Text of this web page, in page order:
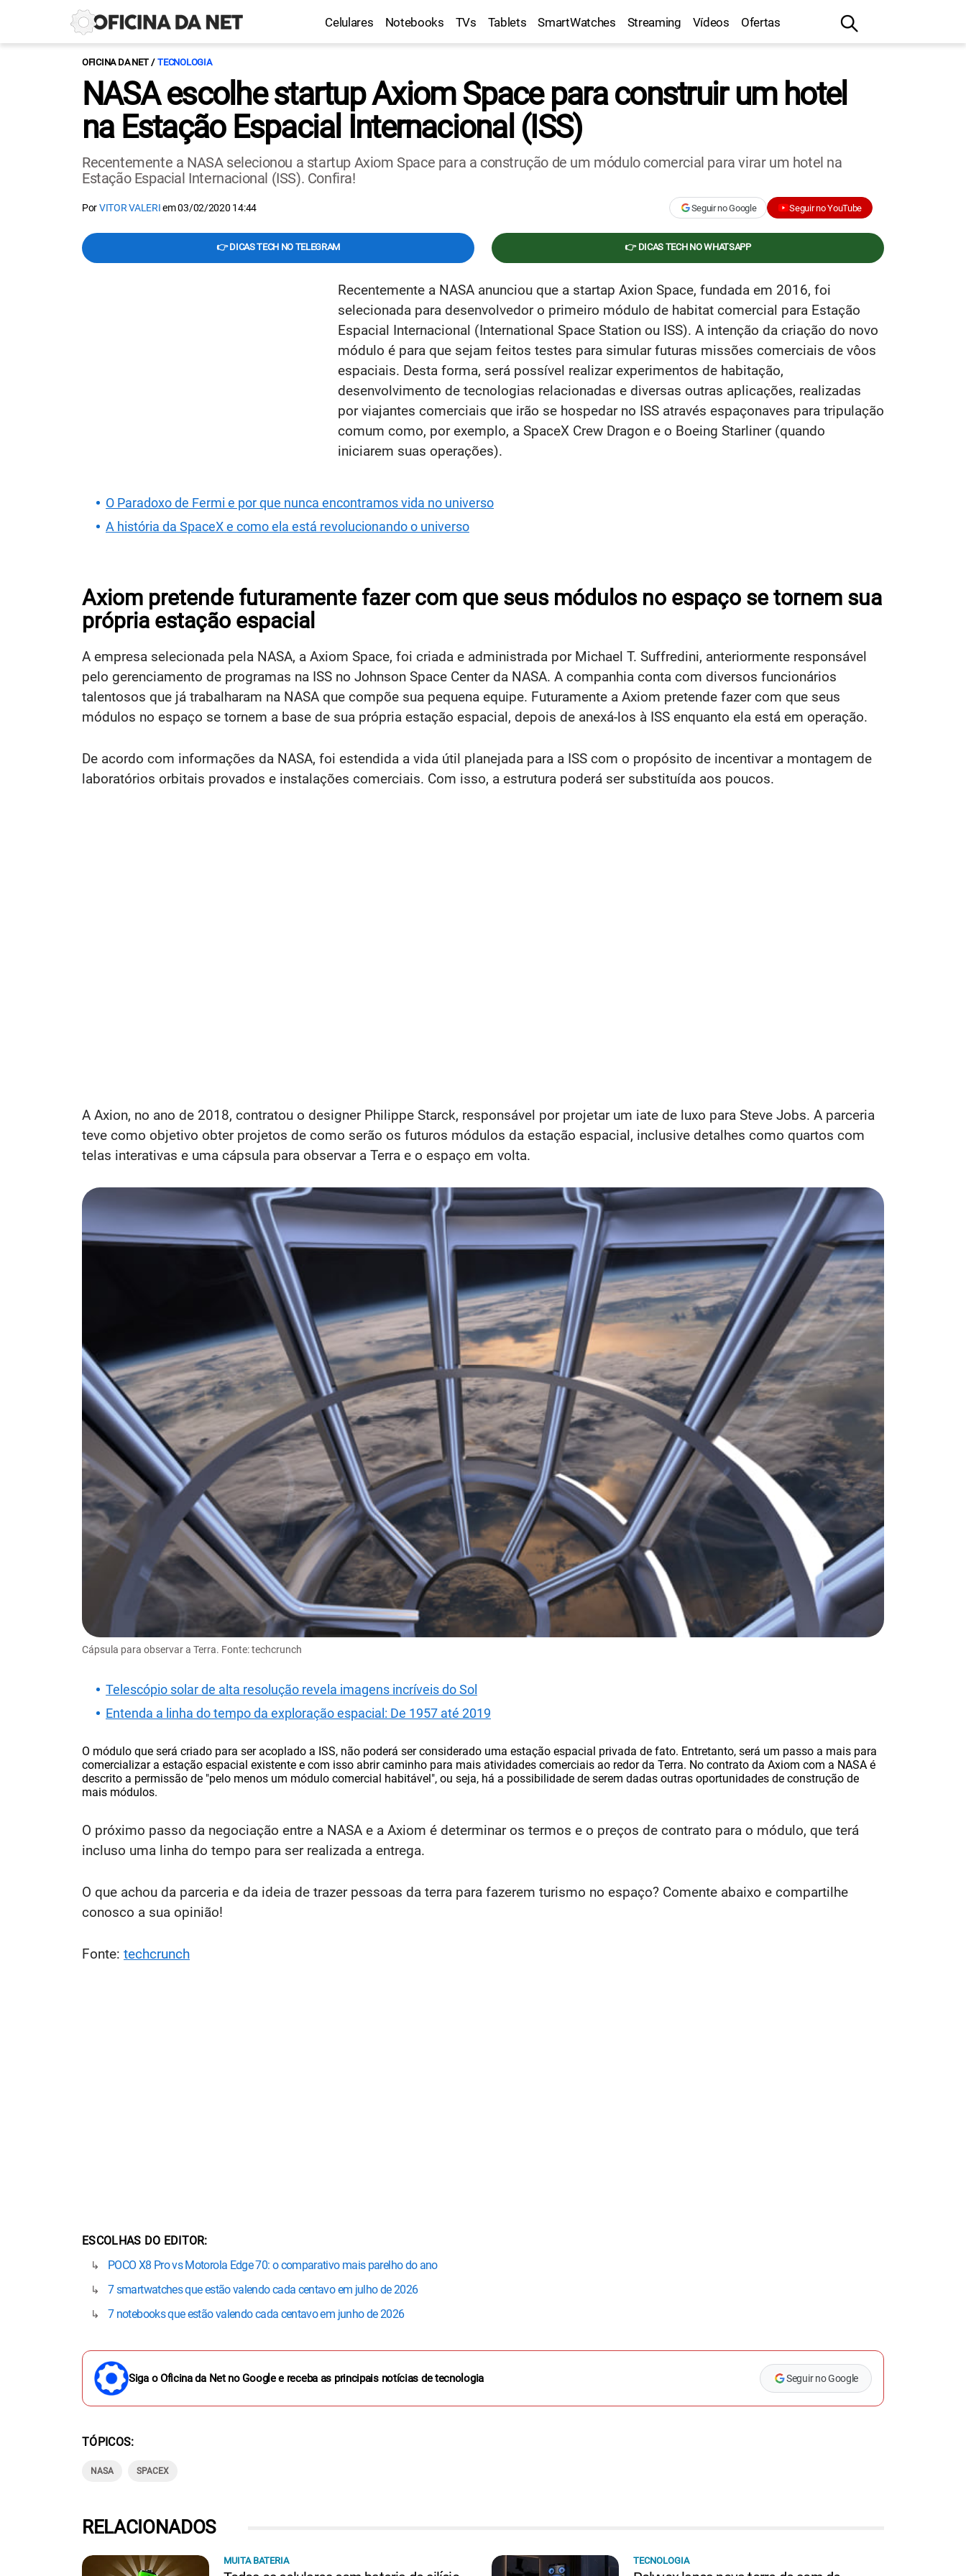
Celulares Notebooks TVs Tablets SmartWatches Streaming Vídeos Ofertas
OFICINA DA NET TECNOLOGIA
NASA escolhe startup Axiom Space para construir um hotel
na Estação Espacial Internacional (ISS)
Recentemente a NASA selecionou a startup Axiom Space para a construção de um módulo comercial para virar um hotel na
Estação Espacial Internacional (ISS). Confira!
PorVITOR VALERIem03/02/2020 14:44 Seguir no Google Seguir no YouTube
👉 DICAS TECH NO TELEGRAM 👉 DICAS TECH NO WHATSAPP
Recentemente a NASA anunciou que a startap Axion Space, fundada em 2016, foi
selecionada para desenvolvedor o primeiro módulo de habitat comercial para Estação
Espacial Internacional (International Space Station ou ISS). A intenção da criação do novo
módulo é para que sejam feitos testes para simular futuras missões comerciais de vôos
espaciais. Desta forma, será possível realizar experimentos de habitação,
desenvolvimento de tecnologias relacionadas e diversas outras aplicações, realizadas
por viajantes comerciais que irão se hospedar no ISS através espaçonaves para tripulação
comum como, por exemplo, a SpaceX Crew Dragon e o Boeing Starliner (quando
iniciarem suas operações).
O Paradoxo de Fermi e por que nunca encontramos vida no universo
A história da SpaceX e como ela está revolucionando o universo
Axiom pretende futuramente fazer com que seus módulos no espaço se tornem sua
própria estação espacial
A empresa selecionada pela NASA, a Axiom Space, foi criada e administrada por Michael T. Suffredini, anteriormente responsável
pelo gerenciamento de programas na ISS no Johnson Space Center da NASA. A companhia conta com diversos funcionários
talentosos que já trabalharam na NASA que compõe sua pequena equipe. Futuramente a Axiom pretende fazer com que seus
módulos no espaço se tornem a base de sua própria estação espacial, depois de anexá-los à ISS enquanto ela está em operação.
De acordo com informações da NASA, foi estendida a vida útil planejada para a ISS com o propósito de incentivar a montagem de
laboratórios orbitais provados e instalações comerciais. Com isso, a estrutura poderá ser substituída aos poucos.
A Axion, no ano de 2018, contratou o designer Philippe Starck, responsável por projetar um iate de luxo para Steve Jobs. A parceria
teve como objetivo obter projetos de como serão os futuros módulos da estação espacial, inclusive detalhes como quartos com
telas interativas e uma cápsula para observar a Terra e o espaço em volta.
Cápsula para observar a Terra. Fonte: techcrunch
Telescópio solar de alta resolução revela imagens incríveis do Sol
Entenda a linha do tempo da exploração espacial: De 1957 até 2019
O módulo que será criado para ser acoplado a ISS, não poderá ser considerado uma estação espacial privada de fato. Entretanto, será um passo a mais para
comercializar a estação espacial existente e com isso abrir caminho para mais atividades comerciais ao redor da Terra. No contrato da Axiom com a NASA é
descrito a permissão de "pelo menos um módulo comercial habitável", ou seja, há a possibilidade de serem dadas outras oportunidades de construção de
mais módulos.
O próximo passo da negociação entre a NASA e a Axiom é determinar os termos e o preços de contrato para o módulo, que terá
incluso uma linha do tempo para ser realizada a entrega.
O que achou da parceria e da ideia de trazer pessoas da terra para fazerem turismo no espaço? Comente abaixo e compartilhe
conosco a sua opinião!
Fonte: techcrunch
ESCOLHAS DO EDITOR
POCO X8 Pro vs Motorola Edge 70: o comparativo mais parelho do ano
7 smartwatches que estão valendo cada centavo em julho de 2026
7 notebooks que estão valendo cada centavo em junho de 2026
Siga o Oficina da Net no Google e receba as principais notícias de tecnologia Seguir no Google
TÓPICOS
NASA SPACEX
RELACIONADOS
MUITA BATERIA TECNOLOGIA